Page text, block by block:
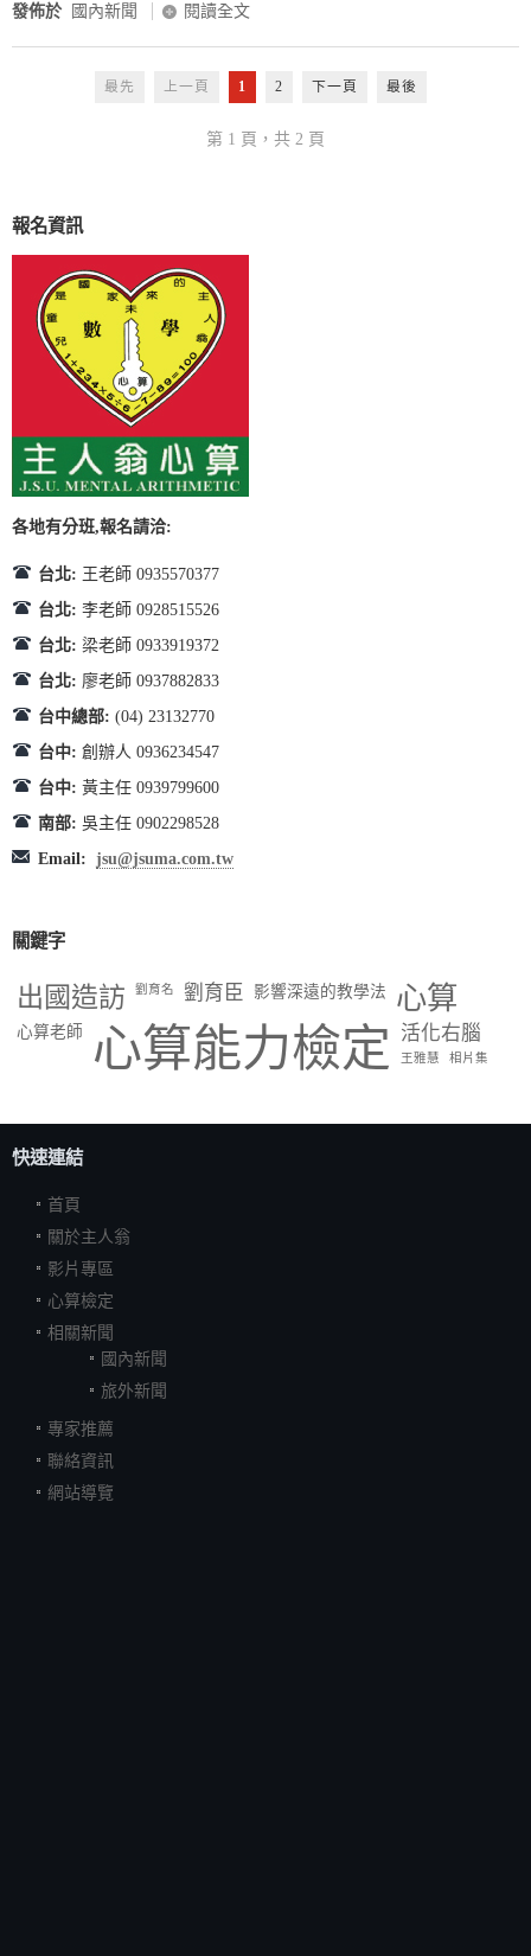
發佈於 國內新聞 閱讀全文
最先 上一頁 1 2 下一頁 最後
第 1 頁，共 2 頁
報名資訊
各地有分班,報名請洽:
台北: 王老師 0935570377
台北: 李老師 0928515526
台北: 梁老師 0933919372
台北: 廖老師 0937882833
台中總部: (04) 23132770
台中: 創辦人 0936234547
台中: 黃主任 0939799600
南部: 吳主任 0902298528
Email: jsu@jsuma.com.tw
關鍵字
出國造訪 劉育名 劉育臣 影響深遠的教學法 心算
心算老師 心算能力檢定 活化右腦
王雅慧 相片集
快速連結
首頁
關於主人翁
影片專區
心算檢定
相關新聞
國內新聞
旅外新聞
專家推薦
聯絡資訊
網站導覽